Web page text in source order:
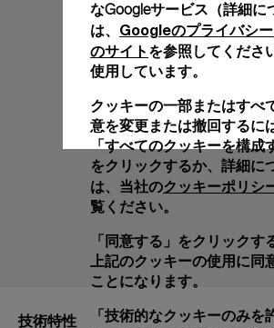
技術特性
なGoogleサービス（詳細に
は、 Googleのプライバシ
のサイト を参照してくださ
使用しています。
クッキーの一部またはすべ
意を変更または撤回するに
「すべてのクッキーを構成
をクリックするか、詳細に
は、当社のクッキーポリシ
覧ください。
「同意する」をクリックす
上記のクッキーの使用に同
ことになります。
「技術的なクッキーのみを